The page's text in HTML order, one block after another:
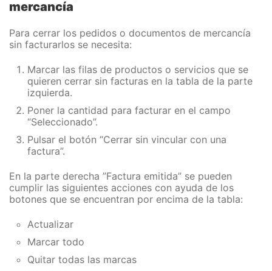
mercancía
Para cerrar los pedidos o documentos de mercancía
sin facturarlos se necesita:
Marcar las filas de productos o servicios que se
quieren cerrar sin facturas en la tabla de la parte
izquierda.
Poner la cantidad para facturar en el campo
“Seleccionado”.
Pulsar el botón “Cerrar sin vincular con una
factura”.
En la parte derecha ”Factura emitida” se pueden
cumplir las siguientes acciones con ayuda de los
botones que se encuentran por encima de la tabla:
Actualizar
Marcar todo
Quitar todas las marcas